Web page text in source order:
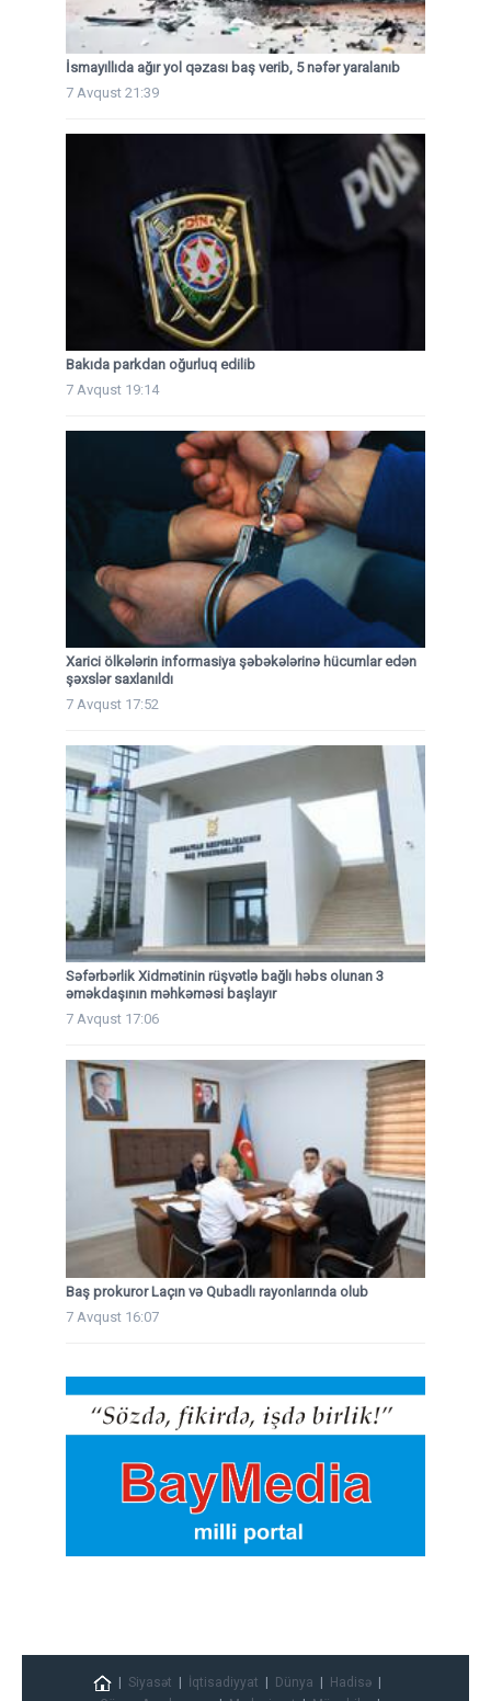
İsmayıllıda ağır yol qəzası baş verib, 5 nəfər yaralanıb
7 Avqust 21:39
Bakıda parkdan oğurluq edilib
7 Avqust 19:14
Xarici ölkələrin informasiya şəbəkələrinə hücumlar edən
şəxslər saxlanıldı
7 Avqust 17:52
Səfərbərlik Xidmətinin rüşvətlə bağlı həbs olunan 3
əməkdaşının məhkəməsi başlayır
7 Avqust 17:06
Baş prokuror Laçın və Qubadlı rayonlarında olub
7 Avqust 16:07
Siyasət İqtisadiyyat Dünya
Hadisə